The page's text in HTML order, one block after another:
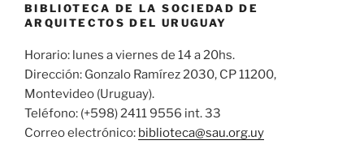
BIBLIOTECA DE LA SOCIEDAD DE
ARQUITECTOS DEL URUGUAY
Horario: lunes a viernes de 14 a 20hs.
Dirección: Gonzalo Ramírez 2030, CP 11200,
Montevideo (Uruguay).
Teléfono: (+598) 2411 9556 int. 33
Correo electrónico: biblioteca@sau.org.uy